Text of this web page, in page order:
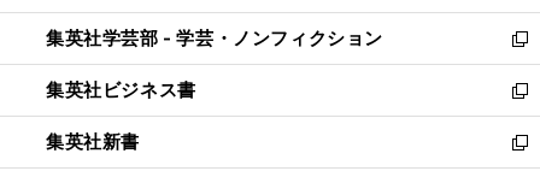
開
く
ウ
で
開
く
ン
ド
ウ
で
開
く
ウ
ィ
ン
ド
ウ
で
開
集英社学芸部 - 学芸・ノンフィクション
新
し
い
ウ
ィ
ン
集英社ビジネス書
新
し
い
ウ
集英社新書
新
し